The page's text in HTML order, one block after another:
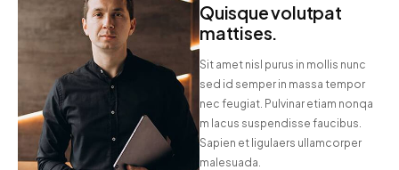
Quisque volutpat
mattises.
Sit amet nisl purus in mollis nunc
sed id semper in massa tempor
nec feugiat. Pulvinar etiam nonqa
m lacus suspendisse faucibus.
Sapien et ligulaers ullamcorper
malesuada.